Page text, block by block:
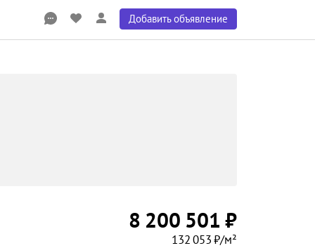
Добавить объявление
8 200 501 ₽
132 053 ₽/м²